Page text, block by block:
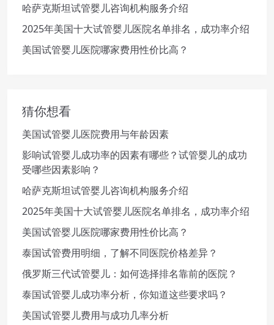
哈萨克斯坦试管婴儿咨询机构服务介绍
2025年美国十大试管婴儿医院名单排名，成功率介绍
美国试管婴儿医院哪家费用性价比高？
猜你想看
美国试管婴儿医院费用与年龄因素
影响试管婴儿成功率的因素有哪些？试管婴儿的成功
受哪些因素影响？
哈萨克斯坦试管婴儿咨询机构服务介绍
2025年美国十大试管婴儿医院名单排名，成功率介绍
美国试管婴儿医院哪家费用性价比高？
泰国试管费用明细，了解不同医院价格差异？
俄罗斯三代试管婴儿：如何选择排名靠前的医院？
泰国试管婴儿成功率分析，你知道这些要求吗？
美国试管婴儿费用与成功几率分析